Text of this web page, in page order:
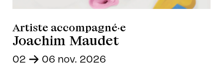
Artiste accompagné·e
Joachim Maudet
02 - 06 nov. 2026